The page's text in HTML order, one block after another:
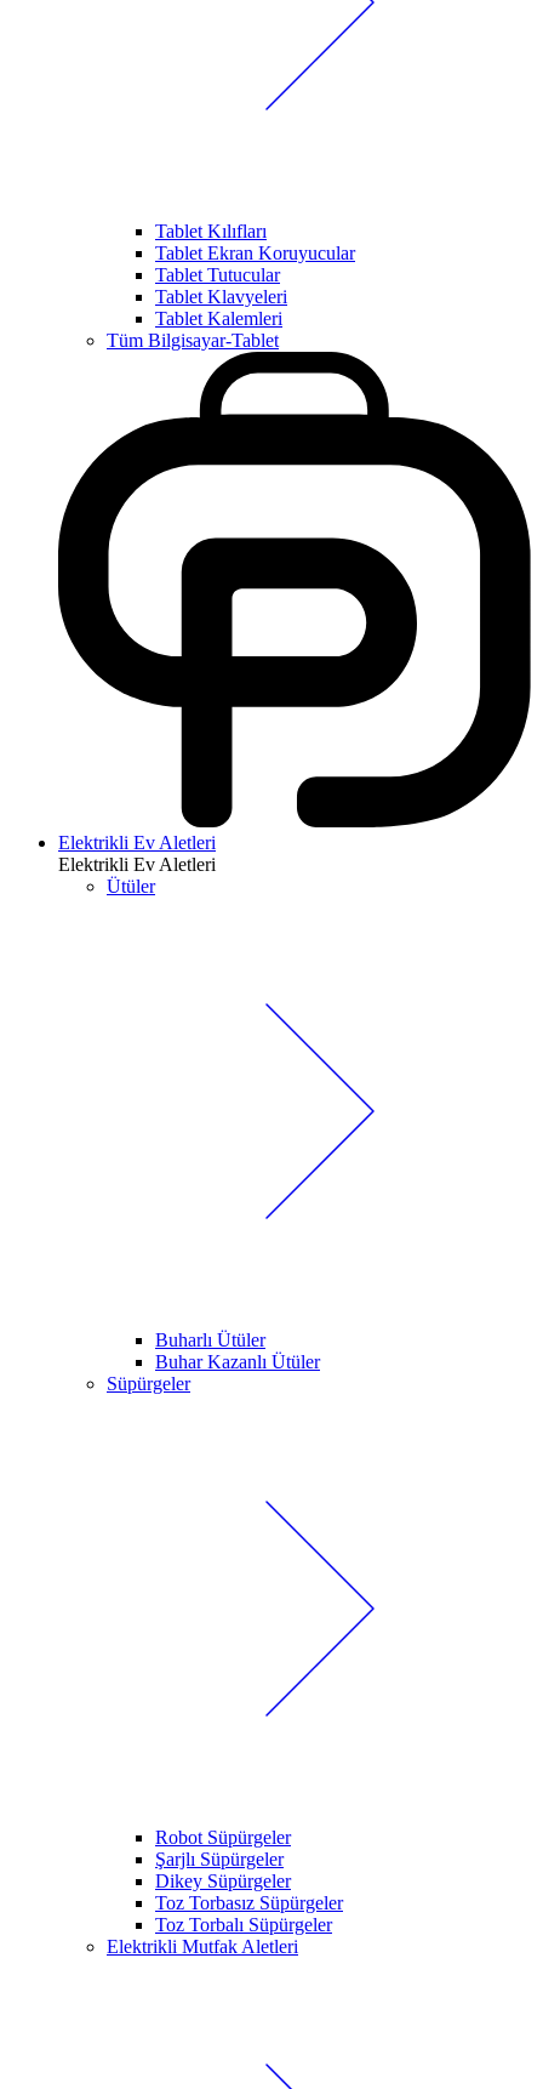
Tablet Kılıfları
Tablet Ekran Koruyucular
Tablet Tutucular
Tablet Klavyeleri
Tablet Kalemleri
Tüm Bilgisayar-Tablet
Elektrikli Ev Aletleri
Elektrikli Ev Aletleri
Ütüler
Buharlı Ütüler
Buhar Kazanlı Ütüler
Süpürgeler
Robot Süpürgeler
Şarjlı Süpürgeler
Dikey Süpürgeler
Toz Torbasız Süpürgeler
Toz Torbalı Süpürgeler
Elektrikli Mutfak Aletleri